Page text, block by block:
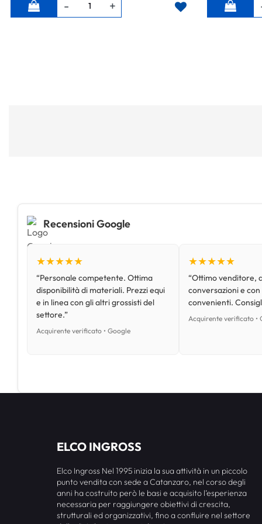
Recensioni Google
★★★★★
“Personale competente. Ottima
disponibilità di materiali. Prezzi equi
e in linea con gli altri grossisti del
settore.”
Acquirente verificato • Google
★★★★★
“Ottimo venditore,
conversazioni e
convenienti.
Acquirente verificato •
ELCO INGROSS
Elco Ingross Nel 1995 inizia la sua attività in un piccolo
punto vendita con sede a Catanzaro, nel corso degli
anni ha costruito però le basi e acquisito l’esperienza
necessaria per raggiungere obiettivi di crescita,
strutturali ed organizzativi, fino a confluire nel settore